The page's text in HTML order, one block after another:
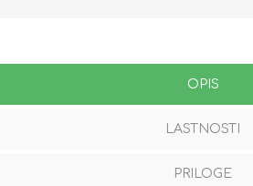
OPIS
LASTNOSTI
PRILOGE